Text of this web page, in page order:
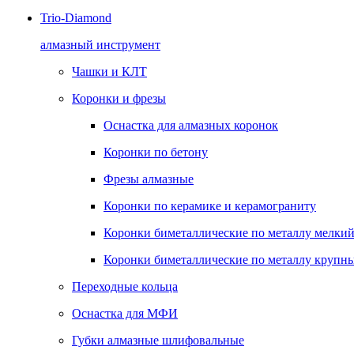
Trio-Diamond
алмазный инструмент
Чашки и КЛТ
Коронки и фрезы
Оснастка для алмазных коронок
Коронки по бетону
Фрезы алмазные
Коронки по керамике и керамограниту
Коронки биметаллические по металлу
Коронки биметаллические по металлу
Переходные кольца
Оснастка для МФИ
Губки алмазные шлифовальные